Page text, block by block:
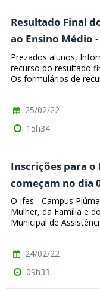
Resultado Final
ao Ensino Médio
Prezados alunos,
recurso do resultado
Os formulários de
25/02/22
15h34
Inscrições para o
começam no dia
O Ifes - Campus
Mulher, da Família e
Municipal de
24/02/22
09h33